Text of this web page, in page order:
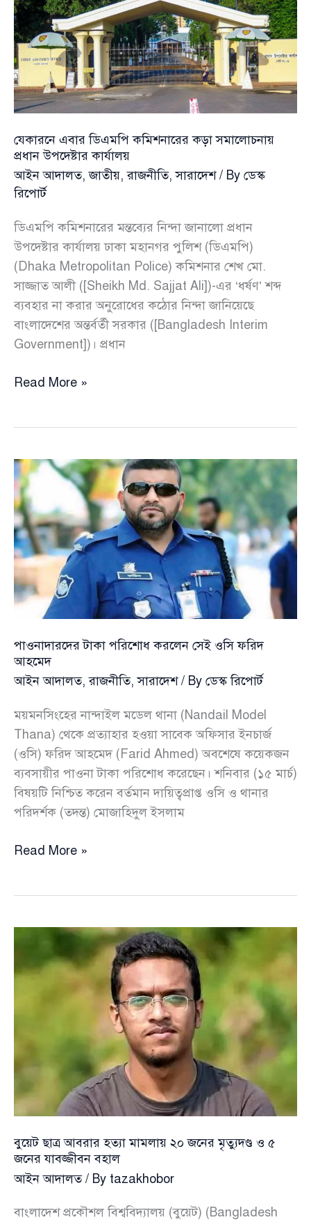
চলাচল
বন্ধ
যেকারনে এবার ডিএমপি কমিশনারের কড়া সমালোচনায়
প্রধান উপদেষ্টার কার্যালয়
আইন আদালত,জাতীয়,রাজনীতি,সারাদেশ/ By ডেস্ক
রিপোর্ট
ডিএমপি কমিশনারের মন্তব্যের নিন্দা জানালো প্রধান
উপদেষ্টার কার্যালয় ঢাকা মহানগর পুলিশ (ডিএমপি)
(Dhaka Metropolitan Police) কমিশনার শেখ মো.
সাজ্জাত আলী ([Sheikh Md. Sajjat Ali])-এর ‘ধর্ষণ’ শব্দ
ব্যবহার না করার অনুরোধের কঠোর নিন্দা জানিয়েছে
বাংলাদেশের অন্তর্বর্তী সরকার ([Bangladesh Interim
Government])। প্রধান
যেকারনে
কড়া
সমালোচনায়
প্রধান
উপদেষ্টার
কার্যালয়
Read More »
পাওনাদারদের টাকা পরিশোধ করলেন সেই ওসি ফরিদ
আহমেদ
আইন আদালত,রাজনীতি,সারাদেশ/ By ডেস্ক রিপোর্ট
ময়মনসিংহের নান্দাইল মডেল থানা (Nandail Model
Thana) থেকে প্রত্যাহার হওয়া সাবেক অফিসার ইনচার্জ
(ওসি) ফরিদ আহমেদ (Farid Ahmed) অবশেষে কয়েকজন
ব্যবসায়ীর পাওনা টাকা পরিশোধ করেছেন। শনিবার (১৫ মার্চ)
বিষয়টি নিশ্চিত করেন বর্তমান দায়িত্বপ্রাপ্ত ওসি ও থানার
পরিদর্শক (তদন্ত) মোজাহিদুল ইসলাম
পাওনাদারদের
সেই
ফরিদ
Read More »
বুয়েট ছাত্র আবরার হত্যা মামলায় ২০ জনের মৃত্যুদণ্ড ও ৫
জনের যাবজ্জীবন বহাল
আইন আদালত/ By tazakhobor
বাংলাদেশ প্রকৌশল বিশ্ববিদ্যালয় (বুয়েট) (Bangladesh